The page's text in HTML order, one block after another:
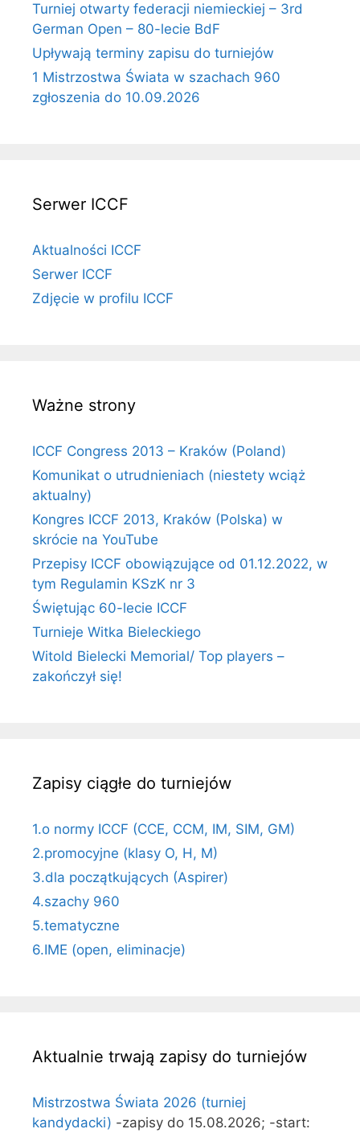
Turniej otwarty federacji niemieckiej – 3rd
German Open – 80-lecie BdF
Upływają terminy zapisu do turniejów
1 Mistrzostwa Świata w szachach 960
zgłoszenia do 10.09.2026
Serwer ICCF
Aktualności ICCF
Serwer ICCF
Zdjęcie w profilu ICCF
Ważne strony
ICCF Congress 2013 – Kraków (Poland)
Komunikat o utrudnieniach (niestety wciąż
aktualny)
Kongres ICCF 2013, Kraków (Polska) w
skrócie na YouTube
Przepisy ICCF obowiązujące od 01.12.2022, w
tym Regulamin KSzK nr 3
Świętując 60-lecie ICCF
Turnieje Witka Bieleckiego
Witold Bielecki Memorial/ Top players –
zakończył się!
Zapisy ciągłe do turniejów
1.o normy ICCF (CCE, CCM, IM, SIM, GM)
2.promocyjne (klasy O, H, M)
3.dla początkujących (Aspirer)
4.szachy 960
5.tematyczne
6.IME (open, eliminacje)
Aktualnie trwają zapisy do turniejów
Mistrzostwa Świata 2026 (turniej
kandydacki) -zapisy do 15.08.2026; -start: